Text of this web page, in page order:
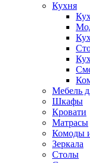
Кухня
Мебель
Шкафы
Кровати
Матрасы
Комоды
Зеркала
Столы